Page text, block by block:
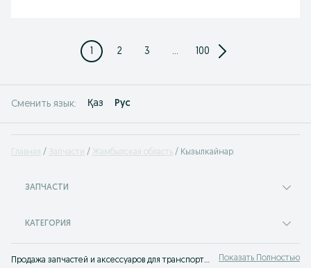
1 2 3 ... 100
Сменить язык: Қаз Рус
Главная Запчасти Жамбылская область Кызылкайнар
ЗАПЧАСТИ
КАТЕГОРИЯ
Продажа запчастей и аксессуаров для транспорта Кызылкайнар ✔️ Купить новые и б/у автоаксессуары и автозапчасти по низкой цене ⭐ Самые выгодные предложения ждут тебя на OLX! Показать Полностью